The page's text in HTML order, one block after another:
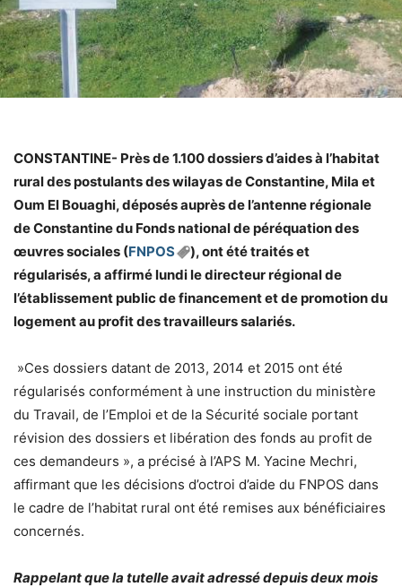
CONSTANTINE- Près de 1.100 dossiers d’aides à l’habitat
rural des postulants des wilayas de Constantine, Mila et
Oum El Bouaghi, déposés auprès de l’antenne régionale
de Constantine du Fonds national de péréquation des
œuvres sociales (FNPOS
), ont été traités et
régularisés, a affirmé lundi le directeur régional de
l’établissement public de financement et de promotion du
logement au profit des travailleurs salariés.
»Ces dossiers datant de 2013, 2014 et 2015 ont été
régularisés conformément à une instruction du ministère
du Travail, de l’Emploi et de la Sécurité sociale portant
révision des dossiers et libération des fonds au profit de
ces demandeurs », a précisé à l’APS M. Yacine Mechri,
affirmant que les décisions d’octroi d’aide du FNPOS dans
le cadre de l’habitat rural ont été remises aux bénéficiaires
concernés.
Rappelant que la tutelle avait adressé depuis deux mois